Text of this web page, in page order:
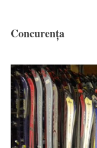
Concurența